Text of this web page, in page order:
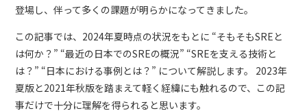
登場し、伴って多くの課題が明らかになってきました。
この記事では、2024年夏時点の状況をもとに “そもそもSREと
は何か？” “最近の日本でのSREの概況” “SREを支える技術と
は？” “日本における事例とは？” について解説します。 2023年
夏版と2021年秋版を踏まえて軽く経緯にも触れるので、この記
事だけで十分に理解を得られると思います。